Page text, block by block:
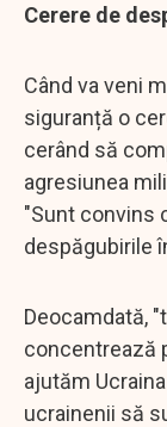
Cerere de
Când va veni
siguranță o
cerând să
agresiunea
"Sunt convins
despăgubirile
Deocamdată,
concentrează
ajutăm
ucrainenii să